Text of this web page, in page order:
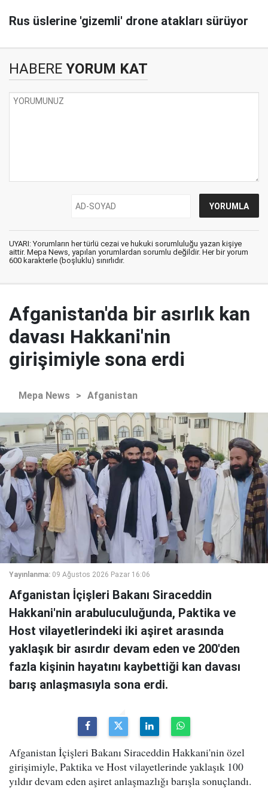
Rus üslerine 'gizemli' drone atakları sürüyor
HABERE YORUM KAT
UYARI: Yorumların her türlü cezai ve hukuki sorumluluğu yazan kişiye
aittir. Mepa News, yapılan yorumlardan sorumlu değildir. Her bir yorum
600 karakterle (boşluklu) sınırlıdır.
Afganistan'da bir asırlık kan
davası Hakkani'nin
girişimiyle sona erdi
Mepa News > Afganistan
Yayınlanma: 09 Ağustos 2026 Pazar 16:06
Afganistan İçişleri Bakanı Siraceddin
Hakkani'nin arabuluculuğunda, Paktika ve
Host vilayetlerindeki iki aşiret arasında
yaklaşık bir asırdır devam eden ve 200'den
fazla kişinin hayatını kaybettiği kan davası
barış anlaşmasıyla sona erdi.
Afganistan İçişleri Bakanı Siraceddin Hakkani'nin özel
girişimiyle, Paktika ve Host vilayetlerinde yaklaşık 100
yıldır devam eden aşiret anlaşmazlığı barışla sonuçlandı.